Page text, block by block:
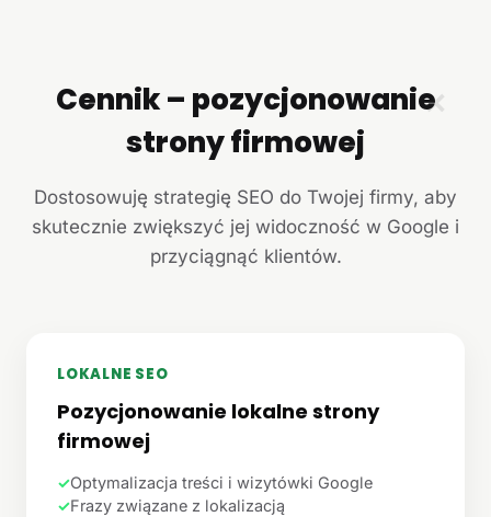
✕
Cennik – pozycjonowanie
strony firmowej
Dostosowuję strategię SEO do Twojej firmy, aby
skutecznie zwiększyć jej widoczność w Google i
przyciągnąć klientów.
LOKALNE SEO
Pozycjonowanie lokalne strony
firmowej
✓Optymalizacja treści i wizytówki Google
✓Frazy związane z lokalizacją